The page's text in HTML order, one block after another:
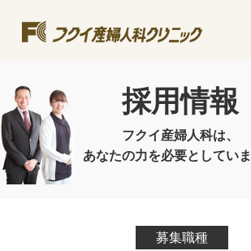
採用情報
フクイ産婦人科は、
あなたの力を必要としてい
募集職種